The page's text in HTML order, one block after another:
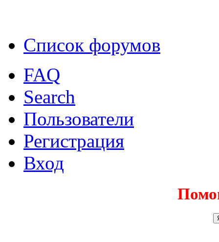
Список форумов
FAQ
Search
Пользователи
Регистрация
Вход